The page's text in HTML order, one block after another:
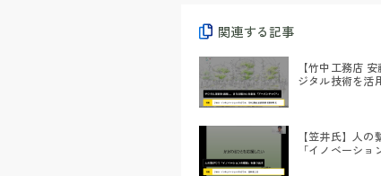
関連する記事
【竹中工務店
ジタル技術を活
【笠井氏】人の
「イノベーショ